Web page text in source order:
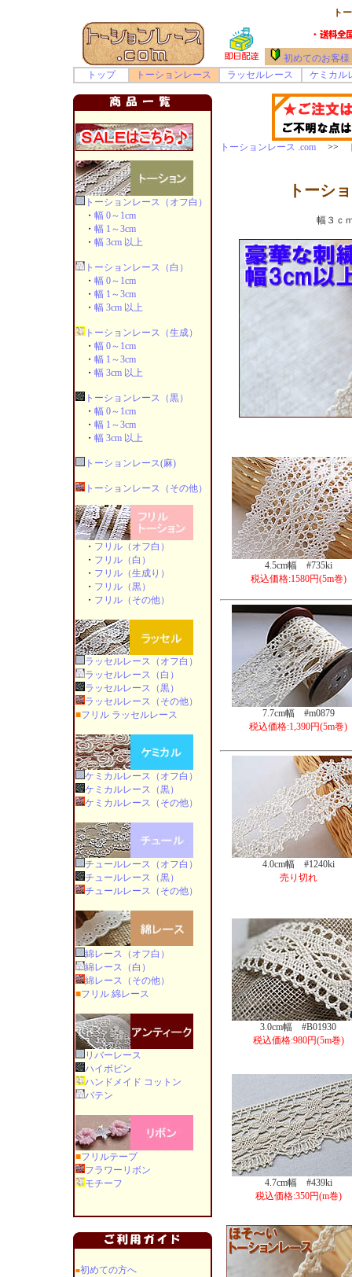
ト
初めてのお客様
トップ
トーションレース ラッセルレース ケミカル
トーションレース（オフ白）
・ 幅 0～1cm
・ 幅 1～3cm
・ 幅 3cm 以上
トーションレース（白）
・ 幅 0～1cm
・ 幅 1～3cm
・ 幅 3cm 以上
トーションレース（生成）
・ 幅 0～1cm
・ 幅 1～3cm
・ 幅 3cm 以上
トーションレース（黒）
・ 幅 0～1cm
・ 幅 1～3cm
・ 幅 3cm 以上
トーションレース(麻)
トーションレース（その他）
・ フリル（オフ白）
・ フリル（白）
・ フリル（生成り）
・ フリル（黒）
・ フリル（その他）
ラッセルレース（オフ白）
ラッセルレース（白）
ラッセルレース（黒）
ラッセルレース（その他）
■フリル ラッセルレース
ケミカルレース（オフ白）
ケミカルレース（黒）
ケミカルレース（その他）
チュールレース（オフ白）
チュールレース（黒）
チュールレース（その他）
綿レース（オフ白）
綿レース（白）
綿レース（その他）
■フリル 綿レース
リバーレース
ハイボビン
ハンドメイド コットン
バテン
■フリルテープ
フラワーリボン
モチーフ
■初めての方へ
トーションレース .com>>
トーシ
幅３ｃ
4.5cm幅 #735ki
税込価格:1580円(5m巻)
7.7cm幅 #m0879
税込価格:1,390円(5m巻)
4.0cm幅 #1240ki
売り切れ
3.0cm幅 #B01930
税込価格:980円(5m巻)
4.7cm幅 #439ki
税込価格:350円(m巻)